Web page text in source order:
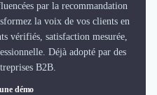
par la recommandation
la voix de vos clients en
vérifiés, satisfaction mesurée,
Déjà adopté par des
B2B.
démo